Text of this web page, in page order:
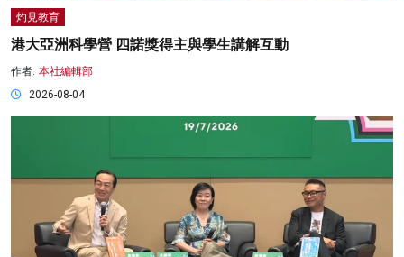
灼見教育
港大亞洲科學營 四諾獎得主與學生講解互動
作者: 本社編輯部
2026-08-04